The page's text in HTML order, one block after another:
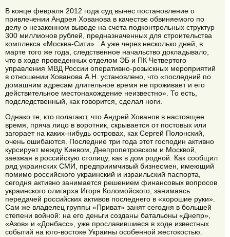
В конце февраля 2012 года суд вынес постановление о
привлечении Андрея Хованова в качестве обвиняемого по
делу о незаконном выводе на счета подконтрольных структур
300 миллионов рублей, предназначенных для строительства
комплекса «Москва-Сити» . А уже через несколько дней, в
марте того же года, следственное начальство докладывало,
что в ходе проведенных отделом ЭБ и ПК Четвертого
управления МВД России оперативно-розыскных мероприятий
в отношении Хованова А.Н. установлено, что «последний по
домашним адресам длительное время не проживает и его
действительное местонахождение неизвестно». То есть,
подследственный, как говорится, сделал ноги.
Однако те, кто полагают, что Андрей Хованов в настоящее
время, пряча лицо в воротник, скрывается от постовых или
загорает на каких-нибудь островах, как Сергей Полонский,
очень ошибаются. Последние три года этот господин активно
курсирует между Киевом, Днепропетровском и Москвой,
заезжая в российскую столицу, как в дом родной. Как сообщил
ряд украинских СМИ, предприимчивый бизнесмен, имеющий
помимо российского украинский и израильский паспорта,
сегодня активно занимается решением финансовых вопросов
украинского олигарха Игоря Коломойского, занимаясь
передачей российских активов последнего в «хорошие руки».
Сам же владелец группы «Приват» занят сегодня в большей
степени войной: на его деньги созданы батальоны «Днепр»,
«Азов» и «Донбасс», уже прославившиеся в ходе известных
событий на юго-востоке Украины особенной жестокостью.